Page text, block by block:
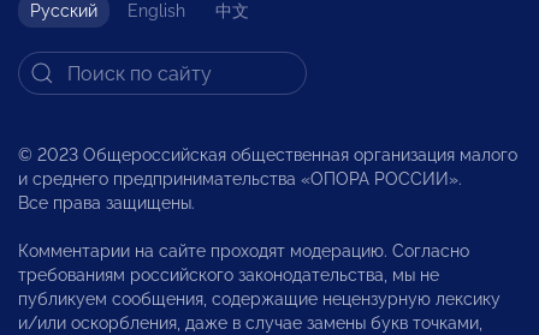
Русский English 中文
© 2023 Общероссийская общественная организация малого
и среднего предпринимательства «ОПОРА РОССИИ».
Все права защищены.
Комментарии на сайте проходят модерацию. Согласно
требованиям российского законодательства, мы не
публикуем сообщения, содержащие нецензурную лексику
и/или оскорбления, даже в случае замены букв точками,